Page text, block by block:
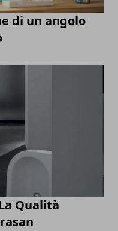
di un angolo
Qualità